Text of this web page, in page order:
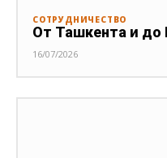
СОТРУДНИЧЕСТВО
От Ташкента и до
16/07/2026